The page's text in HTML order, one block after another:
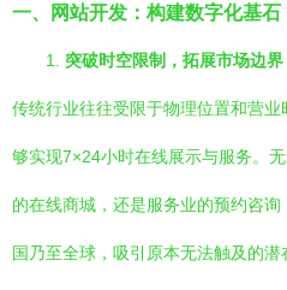
一、网站开发：构建数字化基石
1. 突破时空限制，拓展市场边界
传统行业往往受限于物理位置和营
够实现7×24小时在线展示与服务。
的在线商城，还是服务业的预约咨
国乃至全球，吸引原本无法触及的潜